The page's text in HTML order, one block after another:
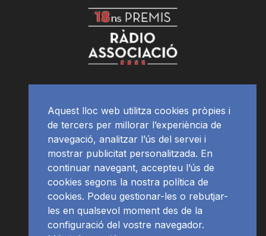
Aquest lloc web utilitza cookies pròpies i
de tercers per millorar l’experiència de
navegació, analitzar l’ús del servei i
mostrar publicitat personalitzada. En
continuar navegant, accepteu l’ús de
cookies segons la nostra política de
cookies. Podeu gestionar-les o rebutjar-
les en qualsevol moment des de la
configuració del vostre navegador.